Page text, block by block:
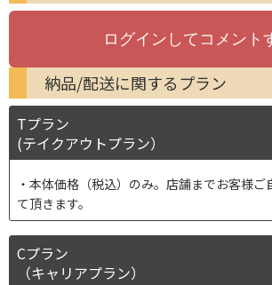
納品/配送に関するプラン
Tプラン
(テイクアウトプラン）
本体価格（税込）のみ。店舗までお客様ご
て頂きます。
Cプラン
（キャリアプラン）